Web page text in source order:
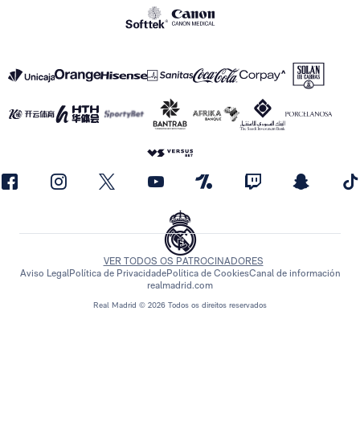
Real Madrid © 2026 Todos os direitos reservados
VER TODOS OS PATROCINADORES
Aviso LegalPolítica de PrivacidadePolítica de CookiesCanal de información
realmadrid.com